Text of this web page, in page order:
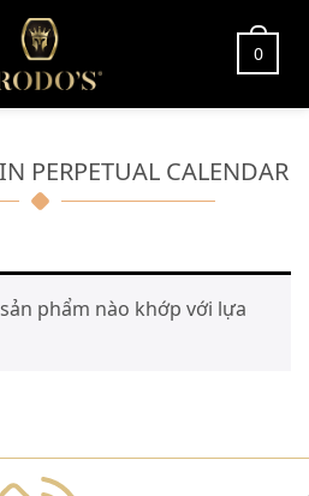
0
PERPETUAL CALENDAR
phẩm nào khớp với lựa